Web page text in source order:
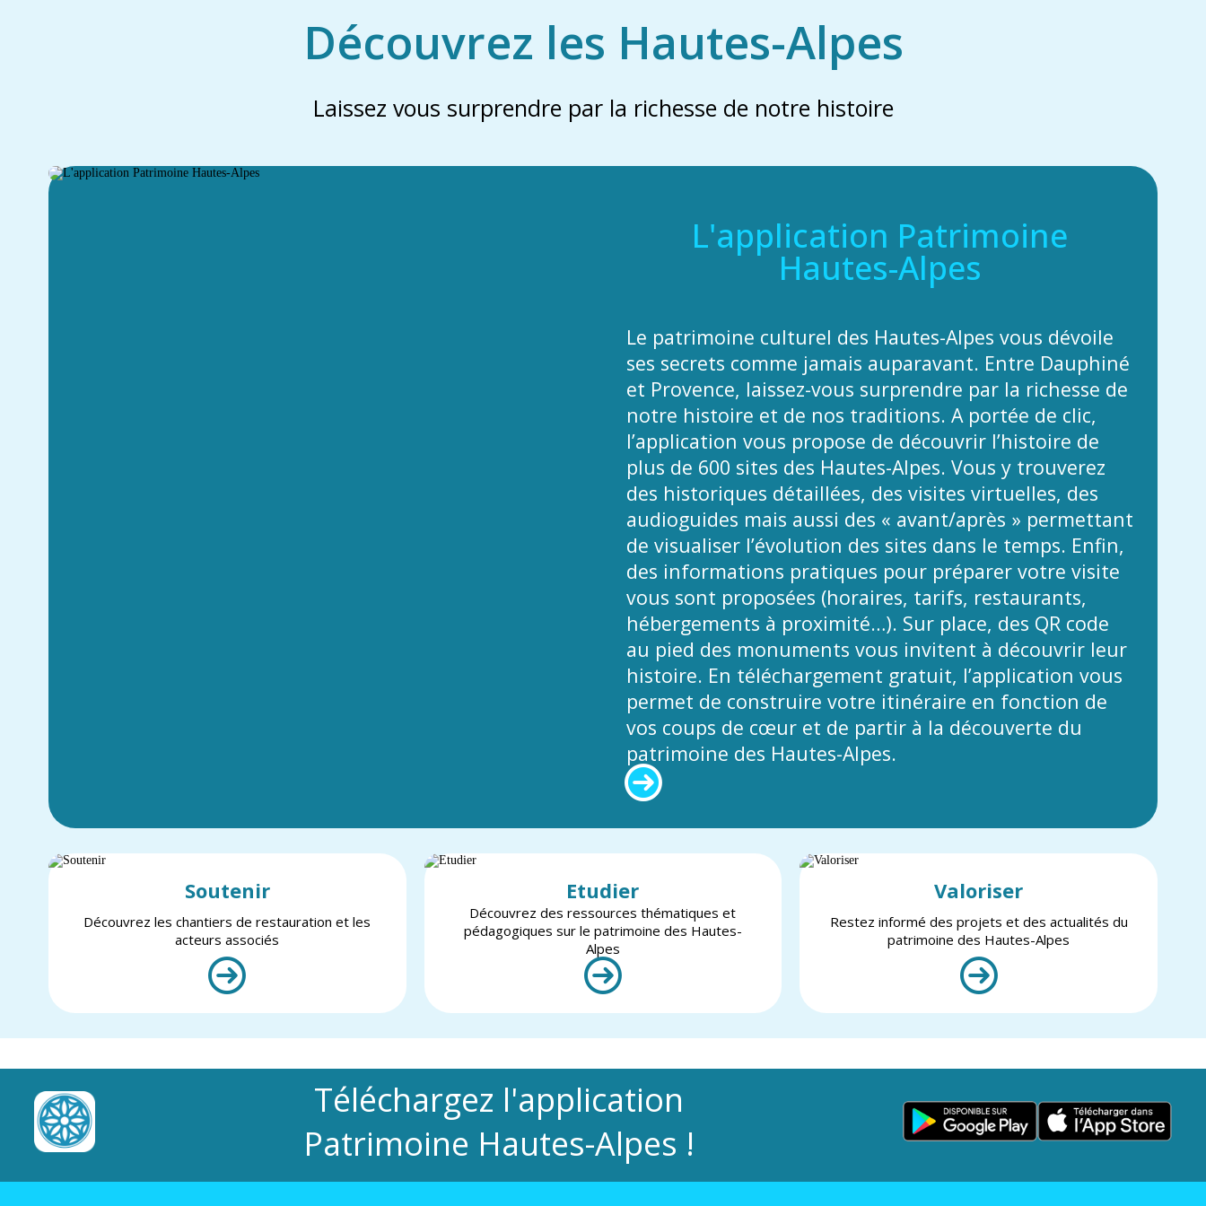
Découvrez les Hautes-Alpes
Laissez vous surprendre par la richesse de notre histoire
L'application Patrimoine
Hautes-Alpes
Le patrimoine culturel des Hautes-Alpes vous dévoile
ses secrets comme jamais auparavant. Entre Dauphiné
et Provence, laissez-vous surprendre par la richesse de
notre histoire et de nos traditions. A portée de clic,
l’application vous propose de découvrir l’histoire de
plus de 600 sites des Hautes-Alpes. Vous y trouverez
des historiques détaillées, des visites virtuelles, des
audioguides mais aussi des « avant/après » permettant
de visualiser l’évolution des sites dans le temps. Enfin,
des informations pratiques pour préparer votre visite
vous sont proposées (horaires, tarifs, restaurants,
hébergements à proximité…). Sur place, des QR code
au pied des monuments vous invitent à découvrir leur
histoire. En téléchargement gratuit, l’application vous
permet de construire votre itinéraire en fonction de
vos coups de cœur et de partir à la découverte du
patrimoine des Hautes-Alpes.
Soutenir
Découvrez les chantiers de restauration et les
acteurs associés
Etudier
Découvrez des ressources thématiques et
pédagogiques sur le patrimoine des Hautes-
Alpes
Valoriser
Restez informé des projets et des actualités du
patrimoine des Hautes-Alpes
Téléchargez l'application
Patrimoine Hautes-Alpes !